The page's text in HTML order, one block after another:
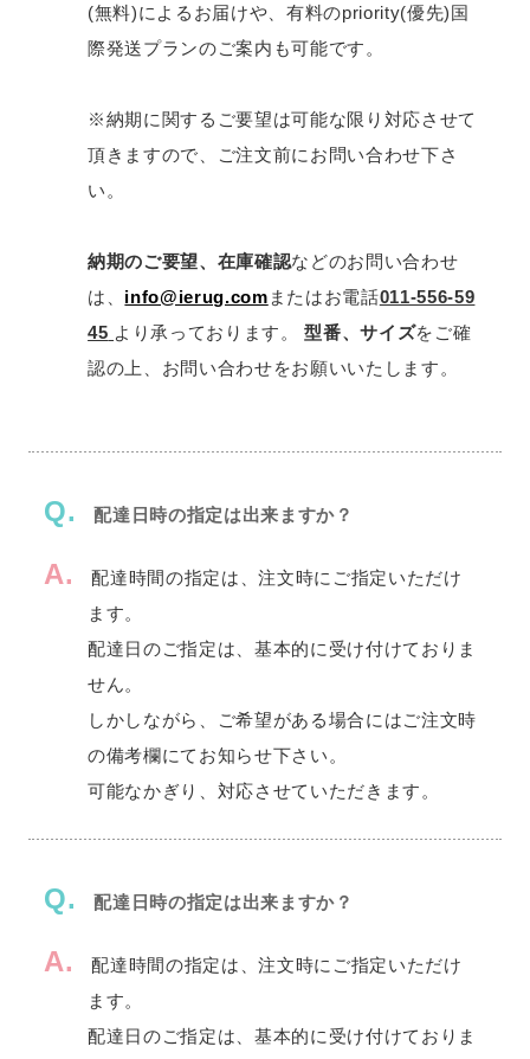
(無料)によるお届けや、有料のpriority(優先)国
際発送プランのご案内も可能です。
※納期に関するご要望は可能な限り対応させて
頂きますので、ご注文前にお問い合わせ下さ
い。
納期のご要望、在庫確認などのお問い合わせ
は、 info@ierug.com またはお電話011-556-59
45 より承っております。型番、サイズをご確
認の上、お問い合わせをお願いいたします。
Q. 配達日時の指定は出来ますか？
A.
配達時間の指定は、注文時にご指定いただけ
ます。
配達日のご指定は、基本的に受け付けておりま
せん。
しかしながら、ご希望がある場合にはご注文時
の備考欄にてお知らせ下さい。
可能なかぎり、対応させていただきます。
Q. 配達日時の指定は出来ますか？
A.
配達時間の指定は、注文時にご指定いただけ
ます。
配達日のご指定は、基本的に受け付けておりま